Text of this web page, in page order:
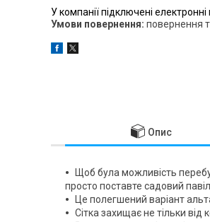
У компанії підключені
повернення
Опис
Щоб була можливість
просто поставте садовий
Це полегшений варіант
Сітка захищає не тільки від